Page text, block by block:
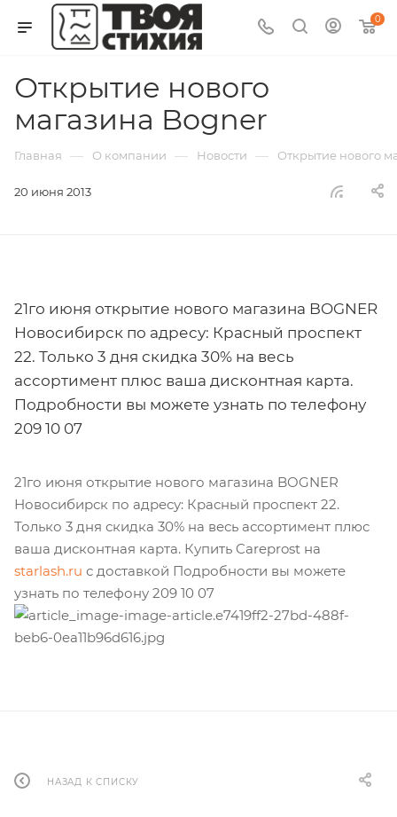
0
Открытие нового
магазина Bogner
Главная — О компании — Новости — Открытие нового
20 июня 2013
21го июня открытие нового магазина BOGNER
Новосибирск по адресу: Красный проспект
22. Только 3 дня скидка 30% на весь
ассортимент плюс ваша дисконтная карта.
Подробности вы можете узнать по телефону
209 10 07
21го июня открытие нового магазина BOGNER
Новосибирск по адресу: Красный проспект 22.
Только 3 дня скидка 30% на весь ассортимент плюс
ваша дисконтная карта. Купить Careprost на
starlash.ru с доставкой Подробности вы можете
узнать по телефону 209 10 07
НАЗАД К СПИСКУ